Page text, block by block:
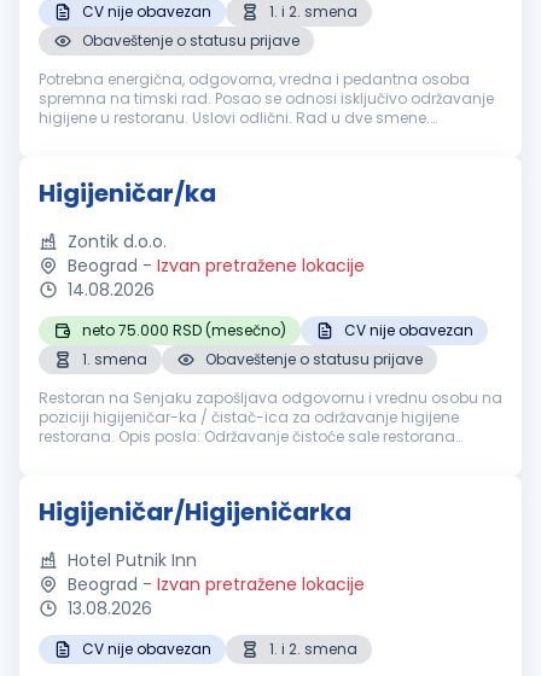
CV nije obavezan
1. i 2. smena
Obaveštenje o statusu prijave
Potrebna energična, odgovorna, vredna i pedantna osoba
spremna na timski rad. Posao se odnosi isključivo održavanje
higijene u restoranu. Uslovi odlični. Rad u dve smene.
Higijeničar/ka
Zontik d.o.o.
Beograd - Izvan pretražene lokacije
14.08.2026
neto 75.000 RSD (mesečno)
CV nije obavezan
1. smena
Obaveštenje o statusu prijave
Restoran na Senjaku zapošljava odgovornu i vrednu osobu na
poziciji higijeničar-ka / čistač-ica za održavanje higijene
restorana. Opis posla: Održavanje čistoće sale restorana
Higijeničar/Higijeničarka
Hotel Putnik Inn
Beograd - Izvan pretražene lokacije
13.08.2026
CV nije obavezan
1. i 2. smena